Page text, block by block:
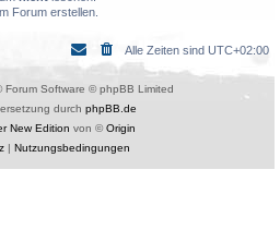
Forum erstellen.
Alle Zeiten sind UTC+02:00
Forum Software © phpBB Limited
durch phpBB.de
New Edition von ©Origin
| Nutzungsbedingungen